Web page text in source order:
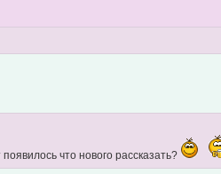
что нового рассказать?